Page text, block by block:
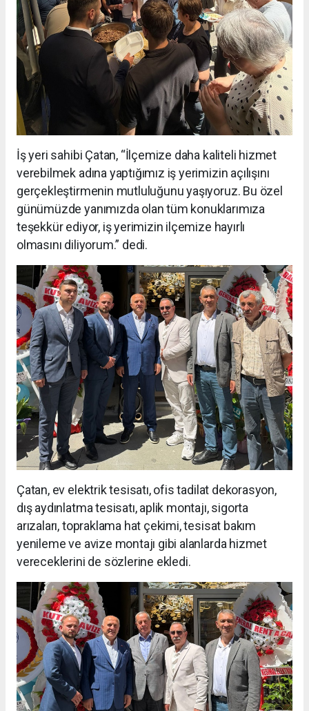
İş yeri sahibi Çatan, “İlçemize daha kaliteli hizmet
verebilmek adına yaptığımız iş yerimizin açılışını
gerçekleştirmenin mutluluğunu yaşıyoruz. Bu özel
günümüzde yanımızda olan tüm konuklarımıza
teşekkür ediyor, iş yerimizin ilçemize hayırlı
olmasını diliyorum.” dedi.
Çatan, ev elektrik tesisatı, ofis tadilat dekorasyon,
dış aydınlatma tesisatı, aplik montajı, sigorta
arızaları, topraklama hat çekimi, tesisat bakım
yenileme ve avize montajı gibi alanlarda hizmet
vereceklerini de sözlerine ekledi.